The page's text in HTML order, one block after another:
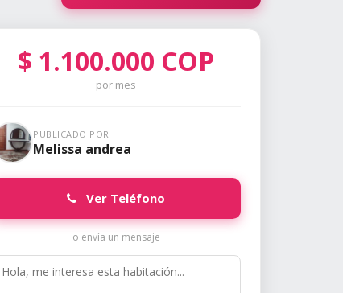
$ 1.100.000 COP
por mes
PUBLICADO POR
Melissa andrea
Ver Teléfono
o envía un mensaje